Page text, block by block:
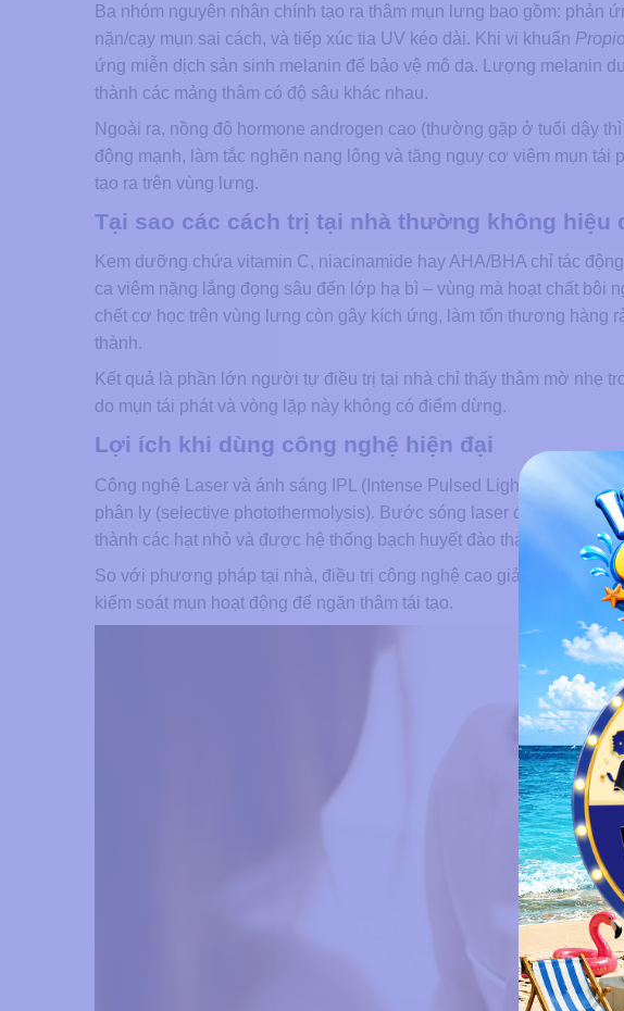
Ba nhóm nguyên nhân chính tạo ra thâm mụn lưng bao gồm: phản
nặn/cạy mụn sai cách, và tiếp xúc tia UV kéo dài. Khi vi khuẩn
ứng miễn dịch sản sinh melanin để bảo vệ mô da. Lượng melanin
thành các mảng thâm có độ sâu khác nhau.
Ngoài ra, nồng độ hormone androgen cao (thường gặp ở tuổi dậy
động mạnh, làm tắc nghẽn nang lông và tăng nguy cơ viêm mụn
tạo ra trên vùng lưng.
Tại sao các cách trị tại nhà thường không hiệu
Kem dưỡng chứa vitamin C, niacinamide hay AHA/BHA chỉ tác
ca viêm nặng lắng đọng sâu đến lớp hạ bì – vùng mà hoạt chất bôi
chết cơ học trên vùng lưng còn gây kích ứng, làm tổn thương hàng
thành.
Kết quả là phần lớn người tự điều trị tại nhà chỉ thấy thâm mờ nhẹ
do mụn tái phát và vòng lặp này không có điểm dừng.
Lợi ích khi dùng công nghệ hiện đại
Công nghệ Laser và ánh sáng IPL (Intense Pulsed Light) tác động
phân ly (selective photothermolysis). Bước sóng laser được hiệu
thành các hạt nhỏ và được hệ thống bạch huyết đào thải tự nhiên.
So với phương pháp tại nhà, điều trị công nghệ cao giảm đến 80%
kiểm soát mụn hoạt động để ngăn thâm tái tạo.